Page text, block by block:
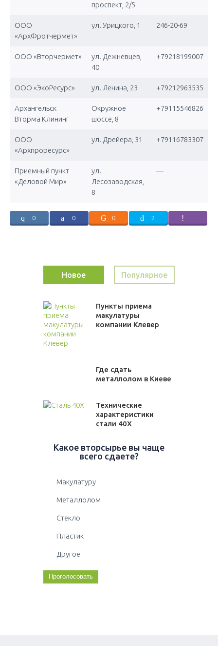
проспект, 2/5
ООО
«АрхФротчермет»
ул. Урицкого, 1 246-20-69
ООО «Вторчермет»
ул. Дежневцев,
40
+79218199007
ООО «ЭкоРесурс» ул. Ленина, 23 +79212963535
Архангельск
Вторма Клининг
Окружное
шоссе, 8
+79115546826
ООО
«Архпроресурс»
ул. Дрейера, 31 +79116783307
Приемный пункт
«Деловой Мир»
ул.
Лесозаводская,
8
—
0 0 0 2
Новое Популярное
Пункты приема
макулатуры
компании Клевер
Где сдать
металлолом в Киеве
Технические
характеристики
стали 40Х
Какое вторсырье вы чаще
всего сдаете?
Макулатуру
Металлолом
Стекло
Пластик
Другое